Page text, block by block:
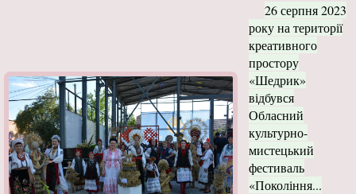
26 серпня 2023
року на території
креативного
простору
«Шедрик»
відбувся
Обласний
культурно-
мистецький
фестиваль
«Покоління...